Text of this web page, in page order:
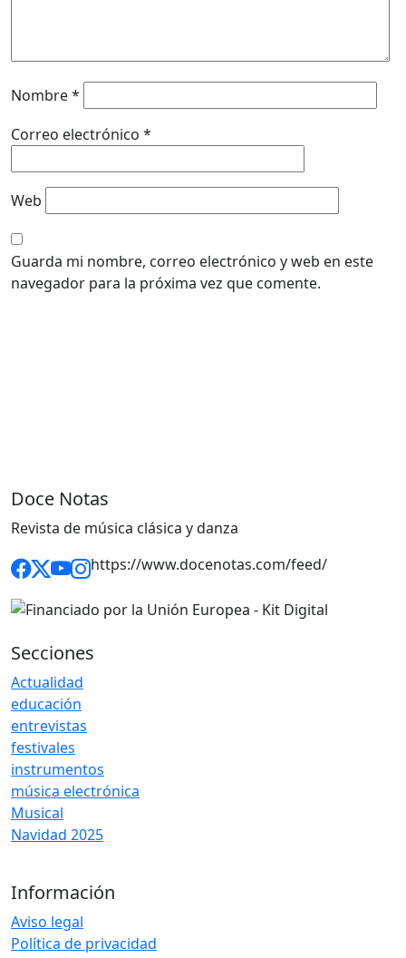
Nombre*
Correo electrónico *
Web
Guarda mi nombre, correo electrónico y web en este
navegador para la próxima vez que comente.
Doce Notas
Revista de música clásica y danza
https://www.docenotas.com/feed/
Secciones
Actualidad
educación
entrevistas
festivales
instrumentos
música electrónica
Musical
Navidad 2025
Información
Aviso legal
Política de privacidad